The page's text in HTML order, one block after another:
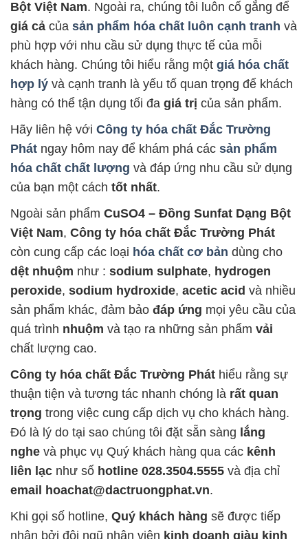
Bột Việt Nam. Ngoài ra, chúng tôi luôn cố gắng để
giá cả của sản phẩm hóa chất luôn cạnh tranh và
phù hợp với nhu cầu sử dụng thực tế của mỗi
khách hàng. Chúng tôi hiểu rằng một giá hóa chất
hợp lý và cạnh tranh là yếu tố quan trọng để khách
hàng có thể tận dụng tối đa giá trị của sản phẩm.
Hãy liên hệ với Công ty hóa chất Đắc Trường
Phát ngay hôm nay để khám phá các sản phẩm
hóa chất chất lượng và đáp ứng nhu cầu sử dụng
của bạn một cách tốt nhất.
Ngoài sản phẩm CuSO4 – Đồng Sunfat Dạng Bột
Việt Nam, Công ty hóa chất Đắc Trường Phát
còn cung cấp các loại hóa chất cơ bản dùng cho
dệt nhuộm như : sodium sulphate, hydrogen
peroxide, sodium hydroxide, acetic acid và nhiều
sản phẩm khác, đảm bảo đáp ứng mọi yêu cầu của
quá trình nhuộm và tạo ra những sản phẩm vải
chất lượng cao.
Công ty hóa chất Đắc Trường Phát hiểu rằng sự
thuận tiện và tương tác nhanh chóng là rất quan
trọng trong việc cung cấp dịch vụ cho khách hàng.
Đó là lý do tại sao chúng tôi đặt sẵn sàng lắng
nghe và phục vụ Quý khách hàng qua các kênh
liên lạc như số hotline 028.3504.5555 và địa chỉ
email hoachat@dactruongphat.vn.
Khi gọi số hotline, Quý khách hàng sẽ được tiếp
nhận bởi đội ngũ nhân viên kinh doanh giàu kinh